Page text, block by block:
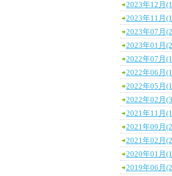
2023年12月
2023年11月
2023年07月
2023年01月
2022年07月
2022年06月
2022年05月
2022年02月
2021年11月
2021年09月
2021年02月
2020年01月
2019年06月